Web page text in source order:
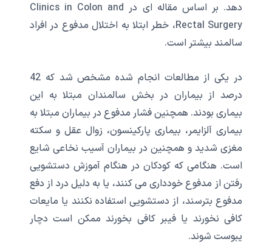
دهد. بر اساس مقاله ای در Clinics in Colon and
Rectal Surgery، خطر ابتلا به اختلال مدفوع در افراد
سالمند بیشتر است.
در یکی از مطالعات انجام شده مشخص شد که 42
درصد از بیماران در بخش سالمندان مبتلا به این
بیماری بودند. همچنین فشار مدفوع در بیماران مبتلا به
بیماری آلزایمر، بیماری پارکینسون، زوال عقل و سکته
مغزی شدید و همچنین در بیماران آسیب نخاعی شایع
است. هنگامی که کودکان در هنگام آموزش دستشویی
رفتن از مدفوع خودداری می کنند، یا به دلیل درد از دفع
مدفوع بترسند، از دستشویی استفاده نکنند یا مایعات
کافی نخورند یا فیبر کافی بخورند ممکن است دچار
یبوست شوند.